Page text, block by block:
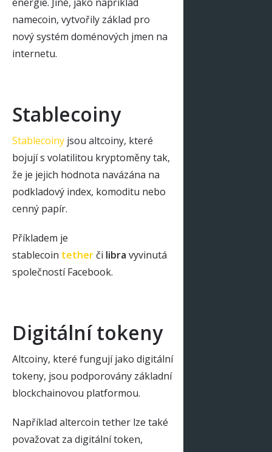
namecoin, vytvořily základ pro
nový systém doménových jmen na
internetu.
Stablecoiny
Stablecoiny jsou altcoiny, které
bojují s volatilitou kryptoměny tak,
že je jejich hodnota navázána na
podkladový index, komoditu nebo
cenný papír.
Příkladem je
stablecoin tether či libra vyvinutá
společností Facebook.
Digitální tokeny
Altcoiny, které fungují jako digitální
tokeny, jsou podporovány základní
blockchainovou platformou.
Například altercoin tether lze také
považovat za digitální token,